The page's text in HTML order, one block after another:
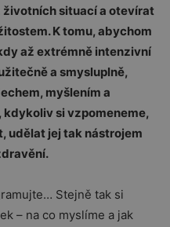
životních situací a otevírat
K tomu, abychom
až extrémně intenzivní
a smysluplně,
myšlením a
si vzpomeneme,
udělat jej tak nástrojem
Stejně tak si
– na co myslíme a jak